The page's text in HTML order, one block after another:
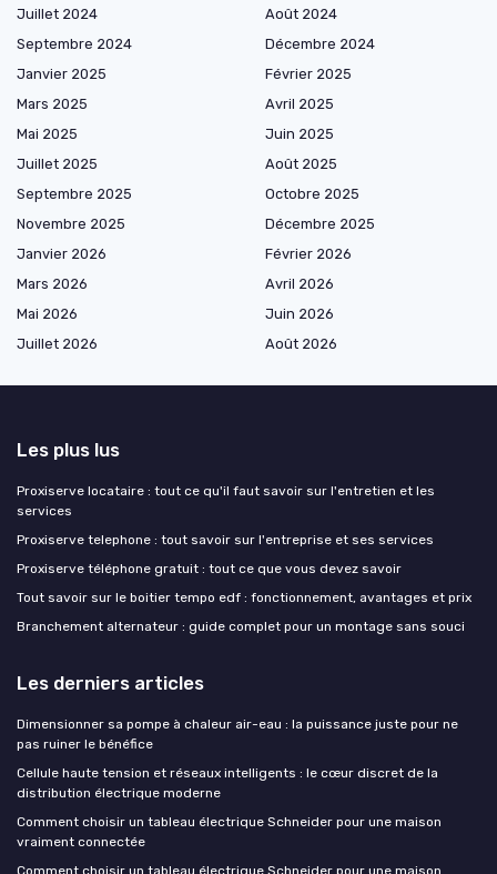
Juillet 2024
Août 2024
Septembre 2024
Décembre 2024
Janvier 2025
Février 2025
Mars 2025
Avril 2025
Mai 2025
Juin 2025
Juillet 2025
Août 2025
Septembre 2025
Octobre 2025
Novembre 2025
Décembre 2025
Janvier 2026
Février 2026
Mars 2026
Avril 2026
Mai 2026
Juin 2026
Juillet 2026
Août 2026
Les plus lus
Proxiserve locataire : tout ce qu'il faut savoir sur l'entretien et les
services
Proxiserve telephone : tout savoir sur l'entreprise et ses services
Proxiserve téléphone gratuit : tout ce que vous devez savoir
Tout savoir sur le boitier tempo edf : fonctionnement, avantages et prix
Branchement alternateur : guide complet pour un montage sans souci
Les derniers articles
Dimensionner sa pompe à chaleur air-eau : la puissance juste pour ne
pas ruiner le bénéfice
Cellule haute tension et réseaux intelligents : le cœur discret de la
distribution électrique moderne
Comment choisir un tableau électrique Schneider pour une maison
vraiment connectée
Comment choisir un tableau électrique Schneider pour une maison